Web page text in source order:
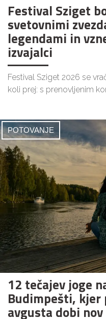
Festival Sziget
svetovnimi
legendami in
izvajalci
Festival Sziget 2026 se
koli prej: s prenovljenim
POTOVANJE
12 tečajev joge
Budimpešti,
avgusta dobi